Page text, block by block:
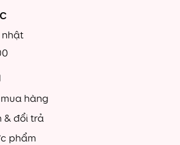
nhật
hàng
& đổi trả
phẩm